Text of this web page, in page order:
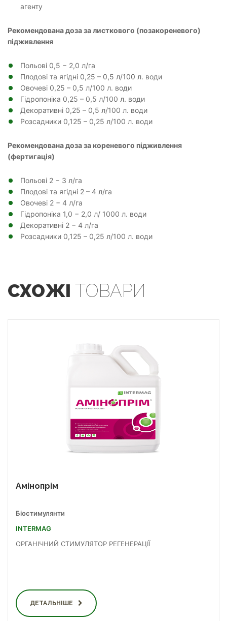
агенту
Рекомендована доза за листкового (позакореневого)
підживлення
Польові 0,5 − 2,0 л/га
Плодові та ягідні 0,25 – 0,5 л/100 л. води
Овочеві 0,25 – 0,5 л/100 л. води
Гідропоніка 0,25 – 0,5 л/100 л. води
Декоративні 0,25 – 0,5 л/100 л. води
Розсадники 0,125 – 0,25 л/100 л. води
Рекомендована доза за кореневого підживлення
(фертигація)
Польові 2 − 3 л/га
Плодові та ягідні 2 – 4 л/га
Овочеві 2 − 4 л/га
Гідропоніка 1,0 − 2,0 л/ 1000 л. води
Декоративні 2 − 4 л/га
Розсадники 0,125 – 0,25 л/100 л. води
СХОЖІ ТОВАРИ
Амінопрім
Біостимулянти
INTERMAG
ОРГАНІЧНИЙ СТИМУЛЯТОР РЕГЕНЕРАЦІЇ
ДЕТАЛЬНІШЕ